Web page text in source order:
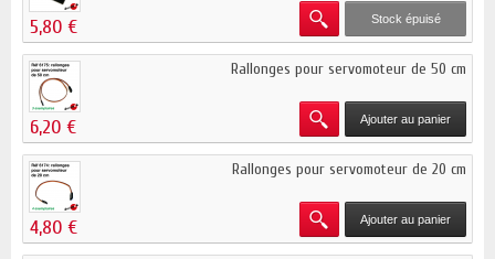
5,80 € Stock épuisé
Rallonges pour servomoteur de 50 cm
6,20 € Ajouter au panier
Rallonges pour servomoteur de 20 cm
4,80 € Ajouter au panier